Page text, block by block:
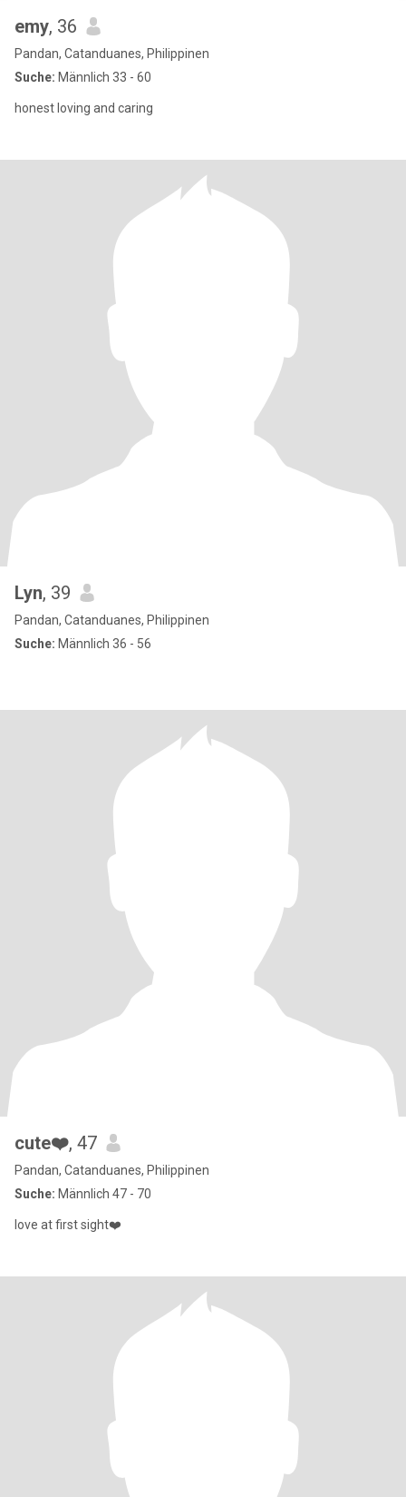
emy, 36
Pandan, Catanduanes, Philippinen
Suche: Männlich 33 - 60
honest loving and caring
Lyn, 39
Pandan, Catanduanes, Philippinen
Suche: Männlich 36 - 56
cute❤️, 47
Pandan, Catanduanes, Philippinen
Suche: Männlich 47 - 70
love at first sight❤️